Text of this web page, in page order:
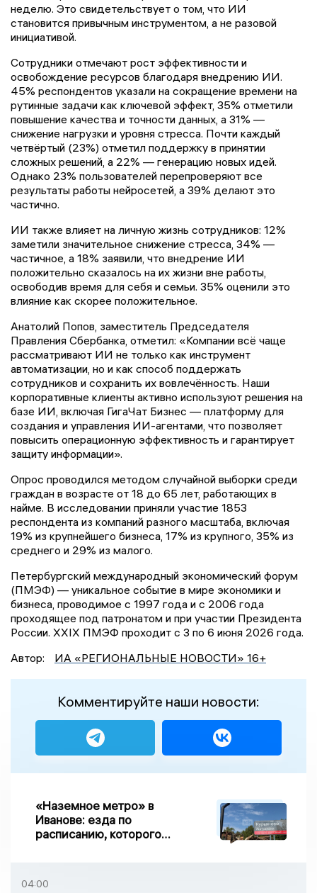
неделю. Это свидетельствует о том, что ИИ
становится привычным инструментом, а не разовой
инициативой.
Сотрудники отмечают рост эффективности и
освобождение ресурсов благодаря внедрению ИИ.
45% респондентов указали на сокращение времени на
рутинные задачи как ключевой эффект, 35% отметили
повышение качества и точности данных, а 31% —
снижение нагрузки и уровня стресса. Почти каждый
четвёртый (23%) отметил поддержку в принятии
сложных решений, а 22% — генерацию новых идей.
Однако 23% пользователей перепроверяют все
результаты работы нейросетей, а 39% делают это
частично.
ИИ также влияет на личную жизнь сотрудников: 12%
заметили значительное снижение стресса, 34% —
частичное, а 18% заявили, что внедрение ИИ
положительно сказалось на их жизни вне работы,
освободив время для себя и семьи. 35% оценили это
влияние как скорее положительное.
Анатолий Попов, заместитель Председателя
Правления Сбербанка, отметил: «Компании всё чаще
рассматривают ИИ не только как инструмент
автоматизации, но и как способ поддержать
сотрудников и сохранить их вовлечённость. Наши
корпоративные клиенты активно используют решения на
базе ИИ, включая ГигаЧат Бизнес — платформу для
создания и управления ИИ-агентами, что позволяет
повысить операционную эффективность и гарантирует
защиту информации».
Опрос проводился методом случайной выборки среди
граждан в возрасте от 18 до 65 лет, работающих в
найме. В исследовании приняли участие 1853
респондента из компаний разного масштаба, включая
19% из крупнейшего бизнеса, 17% из крупного, 35% из
среднего и 29% из малого.
Петербургский международный экономический форум
(ПМЭФ) — уникальное событие в мире экономики и
бизнеса, проводимое с 1997 года и с 2006 года
проходящее под патронатом и при участии Президента
России. XXIX ПМЭФ проходит с 3 по 6 июня 2026 года.
Автор:
ИА «РЕГИОНАЛЬНЫЕ НОВОСТИ» 16+
Комментируйте наши новости:
«Наземное метро» в
Иванове: езда по
расписанию, которого
04:00